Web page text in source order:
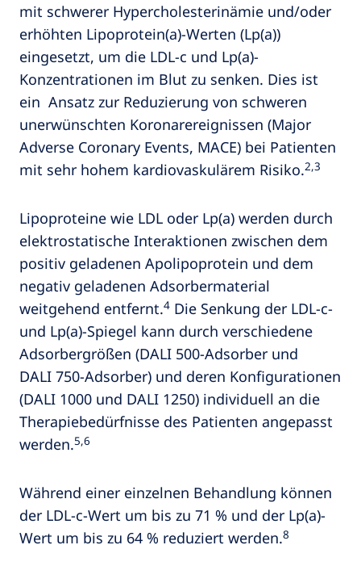
mit schwerer Hypercholesterinämie und/oder
erhöhten Lipoprotein(a)-Werten (Lp(a))
eingesetzt, um die LDL-c und Lp(a)-
Konzentrationen im Blut zu senken. Dies ist
ein Ansatz zur Reduzierung von schweren
unerwünschten Koronarereignissen (Major
Adverse Coronary Events, MACE) bei Patienten
mit sehr hohem kardiovaskulärem Risiko.2,3
Lipoproteine wie LDL oder Lp(a) werden durch
elektrostatische Interaktionen zwischen dem
positiv geladenen Apolipoprotein und dem
negativ geladenen Adsorbermaterial
weitgehend entfernt.4 Die Senkung der LDL-c-
und Lp(a)-Spiegel kann durch verschiedene
Adsorbergrößen (DALI 500-Adsorber und
DALI 750-Adsorber) und deren Konfigurationen
(DALI 1000 und DALI 1250) individuell an die
Therapiebedürfnisse des Patienten angepasst
werden.5,6
Während einer einzelnen Behandlung können
der LDL-c-Wert um bis zu 71 % und der Lp(a)-
Wert um bis zu 64 % reduziert werden.8